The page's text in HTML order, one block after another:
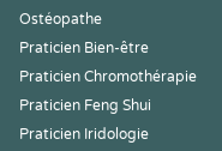
Ostéopathe
Praticien Bien-être
Praticien Chromothérapie
Praticien Feng Shui
Praticien Iridologie